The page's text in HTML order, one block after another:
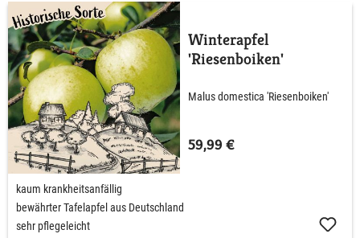
Winterapfel
'Riesenboiken'
Malus domestica 'Riesenboiken'
59,99 €
kaum krankheitsanfällig
bewährter Tafelapfel aus Deutschland
sehr pflegeleicht